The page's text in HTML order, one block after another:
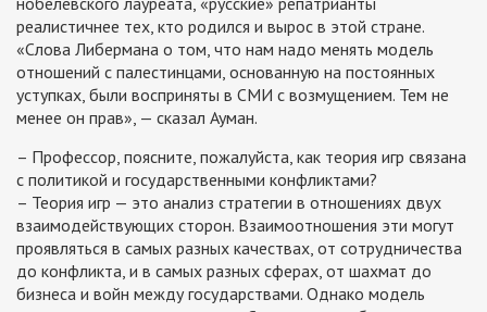
реалистичнее тех, кто родился и вырос в этой стране.
«Слова Либермана о том, что нам надо менять модель
отношений с палестинцами, основанную на постоянных
уступках, были восприняты в СМИ с возмущением. Тем не
менее он прав», — сказал Ауман.
– Профессор, поясните, пожалуйста, как теория игр связана
с политикой и государственными конфликтами?
– Теория игр — это анализ стратегии в отношениях двух
взаимодействующих сторон. Взаимоотношения эти могут
проявляться в самых разных качествах, от сотрудничества
до конфликта, и в самых разных сферах, от шахмат до
бизнеса и войн между государствами. Однако модель